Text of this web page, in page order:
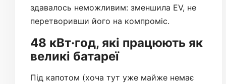
здавалось неможливим: зменшила EV, не
перетворивши його на компроміс.
48 кВт·год, які працюють як
великі батареї
Під капотом (хоча тут уже майже немає